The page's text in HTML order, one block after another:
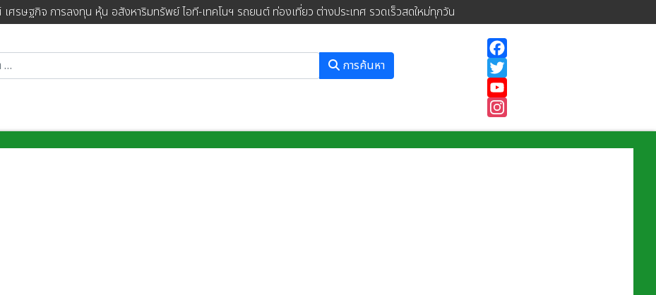
ศรษฐกิจ การลงทุน หุ้น อสังหาริมทรัพย์ ไอที-เทคโนฯ รถยนต์ ท่องเที่ยว ต่างประเทศ รวดเร็วสดใหม่ทุกวัน
การค้นหา
Instagram